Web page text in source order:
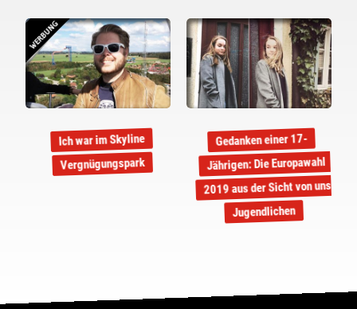
WERBUNG
Ich war im Skyline
Vergnügungspark
Gedanken einer 17-
Jährigen: Die Europawahl
2019 aus der Sicht von uns
Jugendlichen